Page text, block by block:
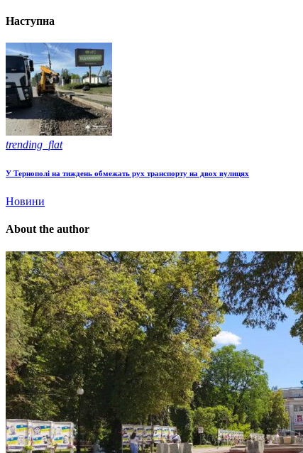
Наступна
trending_flat
У Тернополі на тиждень обмежать рух транспорту на двох вулицях
Новини
About the author